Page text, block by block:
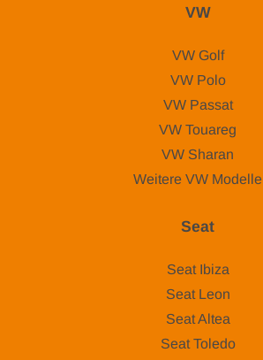
VW
VW Golf
VW Polo
VW Passat
VW Touareg
VW Sharan
Weitere VW Modelle
Seat
Seat Ibiza
Seat Leon
Seat Altea
Seat Toledo